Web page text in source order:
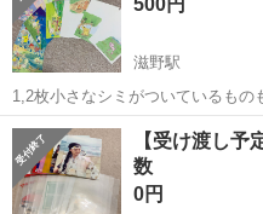
500円
滋野駅
1,2枚小さなシミがついているもの
長野 東御市 滋野駅 手帳
【受け渡し
数
0円